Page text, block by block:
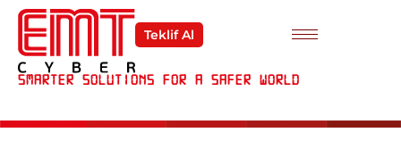
Teklif Al
Smarter Solutions For a Safer World